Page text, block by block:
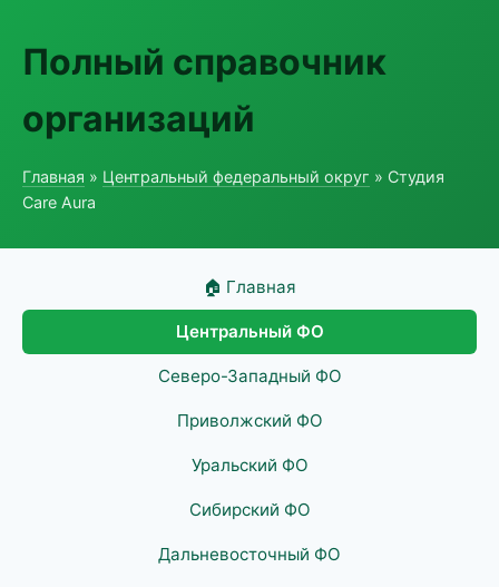
Полный справочник
организаций
Главная » Центральный федеральный округ » Студия
Care Aura
🏠 Главная
Центральный ФО
Северо-Западный ФО
Приволжский ФО
Уральский ФО
Сибирский ФО
Дальневосточный ФО